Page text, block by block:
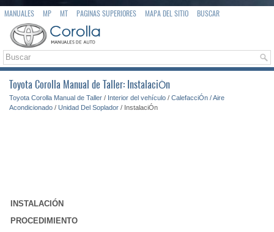
MANUALES MP MT PAGINAS SUPERIORES MAPA DEL SITIO BUSCAR
Toyota Corolla Manual de Taller: InstalaciÓn
Toyota Corolla Manual de Taller / Interior del vehículo / CalefacciÓn / Aire
Acondicionado / Unidad Del Soplador / InstalaciÓn
INSTALACIÓN
PROCEDIMIENTO